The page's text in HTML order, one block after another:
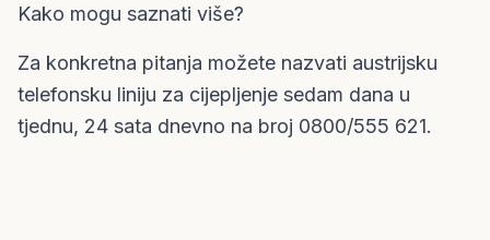
Kako mogu saznati više?
Za konkretna pitanja možete nazvati austrijsku
telefonsku liniju za cijepljenje sedam dana u
tjednu, 24 sata dnevno na broj 0800/555 621.